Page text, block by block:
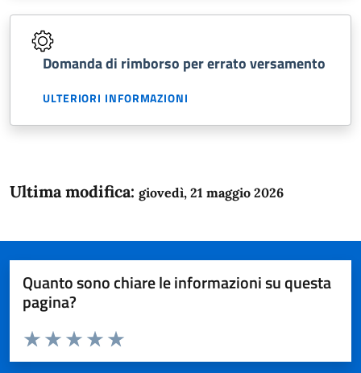
Domanda di rimborso per errato versamento
ULTERIORI INFORMAZIONI
Ultima modifica: giovedì, 21 maggio 2026
Quanto sono chiare le informazioni su questa
pagina?
Domanda
Valuta da 1 a 5 stelle la pagina
Valuta 5 stelle su 5
Valuta 4 stelle su 5
Valuta 3 stelle su 5
Valuta 2 stelle su 5
Valuta 1 stelle su 5